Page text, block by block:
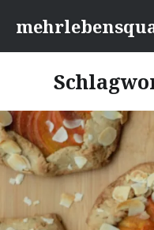
Inhalt
springen